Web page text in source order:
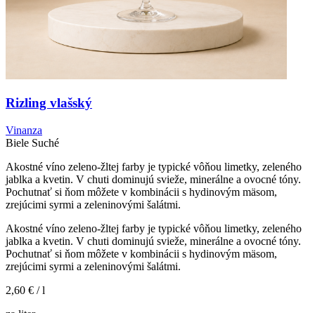
Rizling vlašský
Vinanza
Biele Suché
Akostné víno zeleno-žltej farby je typické vôňou limetky, zeleného
jablka a kvetin. V chuti dominujú svieže, minerálne a ovocné tóny.
Pochutnať si ňom môžete v kombinácii s hydinovým mäsom,
zrejúcimi syrmi a zeleninovými šalátmi.
Akostné víno zeleno-žltej farby je typické vôňou limetky, zeleného
jablka a kvetin. V chuti dominujú svieže, minerálne a ovocné tóny.
Pochutnať si ňom môžete v kombinácii s hydinovým mäsom,
zrejúcimi syrmi a zeleninovými šalátmi.
2,60 € / l